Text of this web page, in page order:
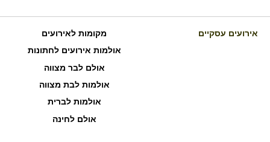
אירועים עסקיים
מקומות לאירועים
אולמות אירועים לחתונות
אולם לבר מצווה
אולמות לבת מצווה
אולמות לברית
אולם לחינה